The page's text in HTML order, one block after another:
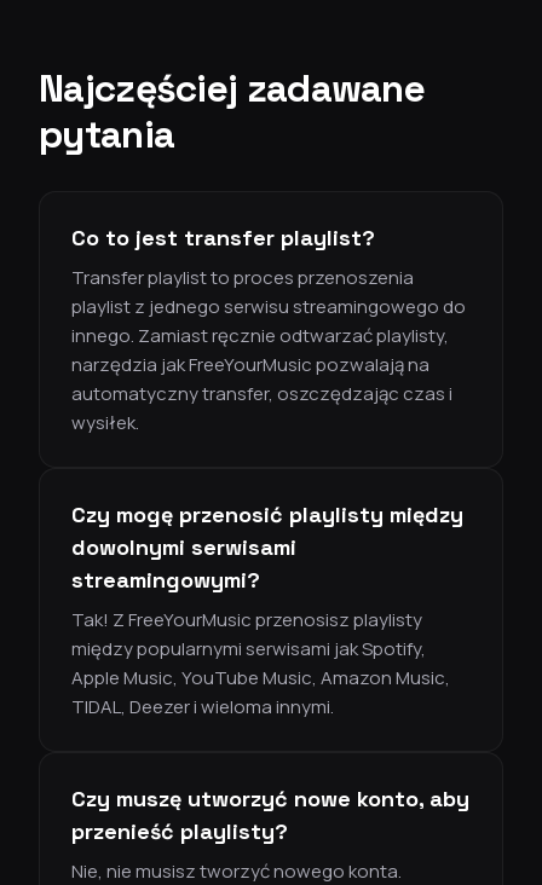
Najczęściej zadawane
pytania
Co to jest transfer playlist?
Transfer playlist to proces przenoszenia
playlist z jednego serwisu streamingowego do
innego. Zamiast ręcznie odtwarzać playlisty,
narzędzia jak FreeYourMusic pozwalają na
automatyczny transfer, oszczędzając czas i
wysiłek.
Czy mogę przenosić playlisty między
dowolnymi serwisami
streamingowymi?
Tak! Z FreeYourMusic przenosisz playlisty
między popularnymi serwisami jak Spotify,
Apple Music, YouTube Music, Amazon Music,
TIDAL, Deezer i wieloma innymi.
Czy muszę utworzyć nowe konto, aby
przenieść playlisty?
Nie, nie musisz tworzyć nowego konta.